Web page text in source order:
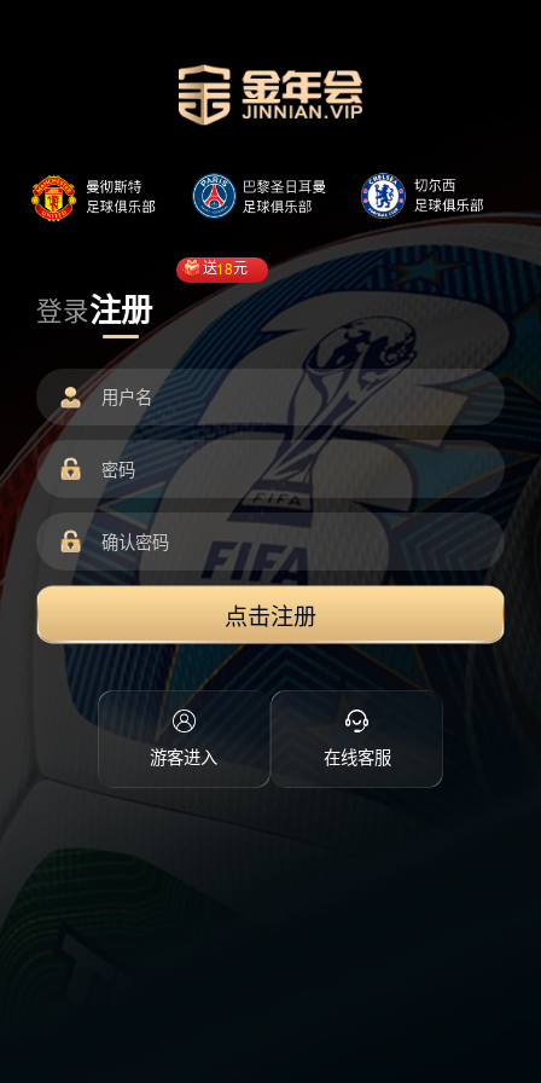
登录注册
送18元
点击注册
游客进入 在线客服